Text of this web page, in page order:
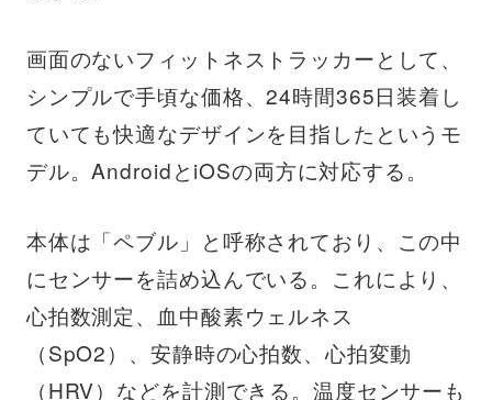
画面のないフィットネストラッカーとして、
シンプルで手頃な価格、24時間365日装着し
ていても快適なデザインを目指したというモ
デル。AndroidとiOSの両方に対応する。
本体は「ペブル」と呼称されており、この中
にセンサーを詰め込んでいる。これにより、
心拍数測定、血中酸素ウェルネス
（SpO2）、安静時の心拍数、心拍変動
（HRV）などを計測できる。温度センサーも